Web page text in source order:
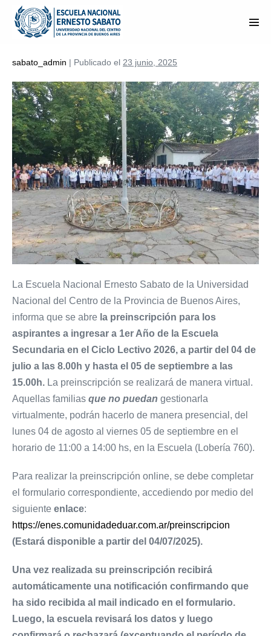
Saltar
contenido
sabato_admin | Publicado el 23 junio, 2025
La Escuela Nacional Ernesto Sabato de la Universidad
Nacional del Centro de la Provincia de Buenos Aires,
informa que se abre la preinscripción para los
aspirantes a ingresar a 1er Año de la Escuela
Secundaria en el Ciclo Lectivo 2026, a partir del 04 de
julio a las 8.00h y hasta el 05 de septiembre a las
15.00h. La preinscripción se realizará de manera virtual.
Aquellas familias que no puedan gestionarla
virtualmente, podrán hacerlo de manera presencial, del
lunes 04 de agosto al viernes 05 de septiembre en el
horario de 11:00 a 14:00 hs, en la Escuela (Lobería 760).
Para realizar la preinscripción online, se debe completar
el formulario correspondiente, accediendo por medio del
siguiente enlace:
https://enes.comunidadeduar.com.ar/preinscripcion
(Estará disponible a partir del 04/07/2025).
Una vez realizada su preinscripción recibirá
automáticamente una notificación confirmando que
ha sido recibida al mail indicado en el formulario.
Luego, la escuela revisará los datos y luego